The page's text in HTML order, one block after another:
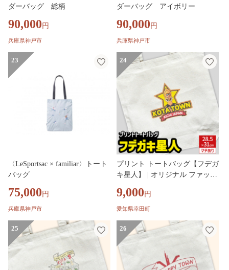
ダーバッグ 総柄
90,000 円
兵庫県神戸市
ダーバッグ アイボリー
90,000 円
兵庫県神戸市
23
〈LeSportsac × familiar〉トート
バッグ
75,000 円
兵庫県神戸市
24
プリント トートバッグ【フデガ
キ星人】 | オリジナル ファッシ
9,000 円
愛知県幸田町
25 26